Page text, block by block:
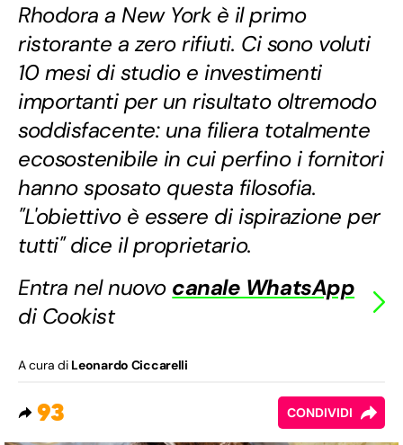
Rhodora a New York è il primo
ristorante a zero rifiuti. Ci sono voluti
10 mesi di studio e investimenti
importanti per un risultato oltremodo
soddisfacente: una filiera totalmente
ecosostenibile in cui perfino i fornitori
hanno sposato questa filosofia.
"L'obiettivo è essere di ispirazione per
tutti" dice il proprietario.
Entra nel nuovo canale WhatsApp
di Cookist
A cura di Leonardo Ciccarelli
93 CONDIVIDI